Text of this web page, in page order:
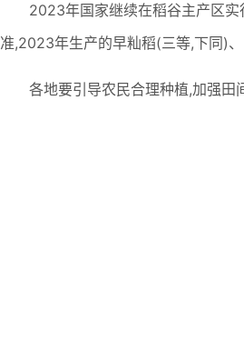
2023年国家继续在稻谷主产区
准,2023年生产的早籼稻(三等,下同)
各地要引导农民合理种植,加强田